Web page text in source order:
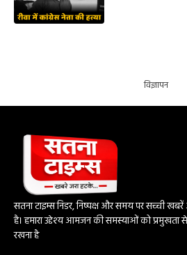
विज्ञापन
सतना टाइम्स निडर, निष्पक्ष और समय पर सच्ची
है। हमारा उद्देश्य आमजन की समस्याओं को
रखना है